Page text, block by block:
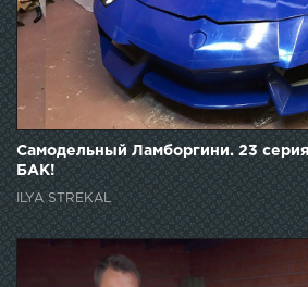
Самодельный Ламборгини. 23
БАК!
ILYA STREKAL